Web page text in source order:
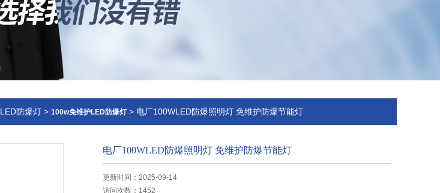
LED防爆灯 > 100w免维护LED防爆灯> 电厂100WLED防爆照明灯 免维护防爆节能灯
电厂100WLED防爆照明灯 免维护防爆节能灯
更新时间：2025-09-14
访问次数：1452